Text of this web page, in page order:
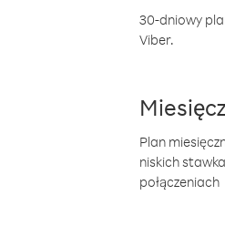
30-dniowy
Viber.
Plan
niskich
połączeniach